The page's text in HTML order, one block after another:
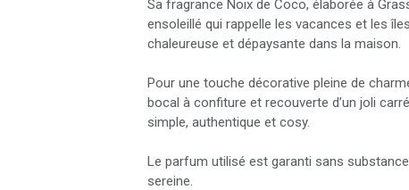
Sa fragrance Noix de Coco, élaborée à
ensoleillé qui rappelle les vacances et les
chaleureuse et dépaysante dans la maison.
Pour une touche décorative pleine de
bocal à confiture et recouverte d’un joli
simple, authentique et cosy.
Le parfum utilisé est garanti sans
sereine.